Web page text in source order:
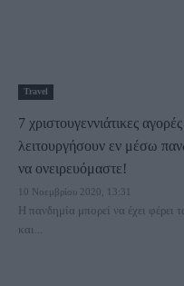
Travel
7 χριστουγεννιάτικες
λειτουργήσουν εν μέσω
να ονειρευόμαστε!
10 Νοεμβρίου 2020, 13:31
Η πανδημία μπορεί να έχει φέρει
και...